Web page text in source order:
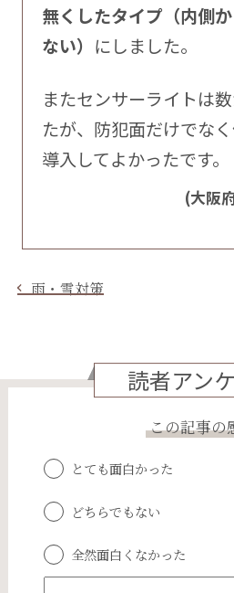
無くしたタイプ（内側
ない） にしました。
またセンサーライトは
たが、防犯面だけでな
導入してよかったです。
(大阪
雨・雪対策
読者アン
この記事の
とても面白かった
どちらでもない
全然面白くなかった